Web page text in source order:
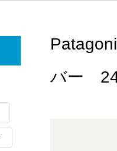
バー